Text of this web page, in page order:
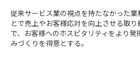
従来サービス業の視点を持たなかった
とで売上やお客様応対を向上させる取
で、お客様へのホスピタリティをより
みづくりを得意とする。